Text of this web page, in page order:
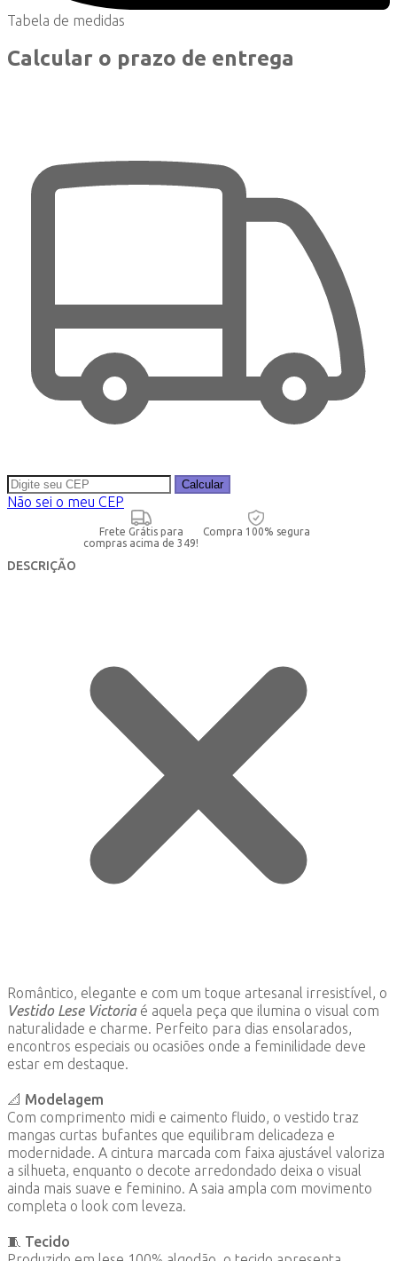
Tabela de medidas
Calcular o prazo de entrega
Calcular
Não sei o meu CEP
Frete Grátis para
compras acima de 349!
Compra 100% segura
DESCRIÇÃO
Romântico, elegante e com um toque artesanal irresistível, o
Vestido Lese Victoriaé aquela peça que ilumina o visual com
naturalidade e charme. Perfeito para dias ensolarados,
encontros especiais ou ocasiões onde a feminilidade deve
estar em destaque.
📐 Modelagem
Com comprimento midi e caimento fluido, o vestido traz
mangas curtas bufantes que equilibram delicadeza e
modernidade. A cintura marcada com faixa ajustável valoriza
a silhueta, enquanto o decote arredondado deixa o visual
ainda mais suave e feminino. A saia ampla com movimento
completa o look com leveza.
🧵 Tecido